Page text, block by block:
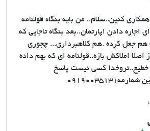
کنین..سلام.. من بایه بنگاه قولنامه
اجاره دادن اپارتمان..بعد بنگاه تاجایی که
هم جعل کرده .هم کلاهبرداری... چجوری
اصلا املاکش بازه..قولنامه ای که بهم داده
کسی نیست پاسخ